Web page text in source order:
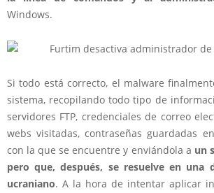
Windows.
Si todo está correcto, el malware
sistema, recopilando todo tipo de
servidores FTP, credenciales de correo
webs visitadas, contraseñas guardadas
con la que se encuentre y enviándola a un
pero que, después, se resuelve en una
ucraniano. A la hora de intentar aplicar